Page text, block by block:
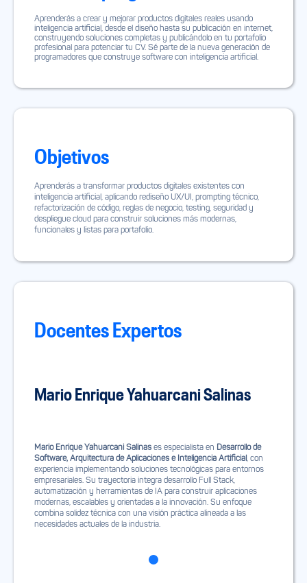
Aprenderás a crear y mejorar productos digitales reales usando
inteligencia artificial, desde el diseño hasta su publicación en internet,
construyendo soluciones completas y publicándolo en tu portafolio
profesional para potenciar tu CV. Sé parte de la nueva generación de
programadores que construye software con inteligencia artificial.
Objetivos
Aprenderás a transformar productos digitales existentes con
inteligencia artificial, aplicando rediseño UX/UI, prompting técnico,
refactorización de código, reglas de negocio, testing, seguridad y
despliegue cloud para construir soluciones más modernas,
funcionales y listas para portafolio.
Docentes Expertos
Mario Enrique Yahuarcani Salinas
Mario Enrique Yahuarcani Salinas es especialista en Desarrollo de
Software, Arquitectura de Aplicaciones e Inteligencia Artificial, con
experiencia implementando soluciones tecnológicas para entornos
empresariales. Su trayectoria integra desarrollo Full Stack,
automatización y herramientas de IA para construir aplicaciones
modernas, escalables y orientadas a la innovación. Su enfoque
combina solidez técnica con una visión práctica alineada a las
necesidades actuales de la industria.